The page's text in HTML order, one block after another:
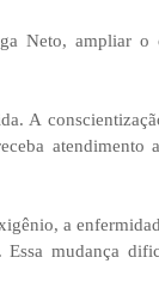
Neto, ampliar o
A
atendimento
a
Essa mudança